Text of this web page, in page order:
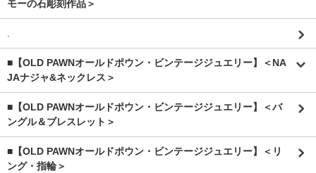
モーの石彫刻作品＞
.
■【OLD PAWNオールドポウン・ビンテージジュエリー】＜NA
JAナジャ&ネックレス＞
■【OLD PAWNオールドポウン・ビンテージジュエリー】＜バ
ングル＆ブレスレット＞
■【OLD PAWNオールドポウン・ビンテージジュエリー】＜リ
ング・指輪＞